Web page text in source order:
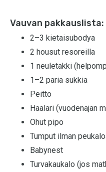
Vauvan pakkauslista:
2–3 kietaisubodya
2 housut resoreilla
1 neuletakki
1–2 paria sukkia
Peitto
Haalari (vuodenajan
Ohut pipo
Tumput ilman
Babynest
Turvakaukalo (jos